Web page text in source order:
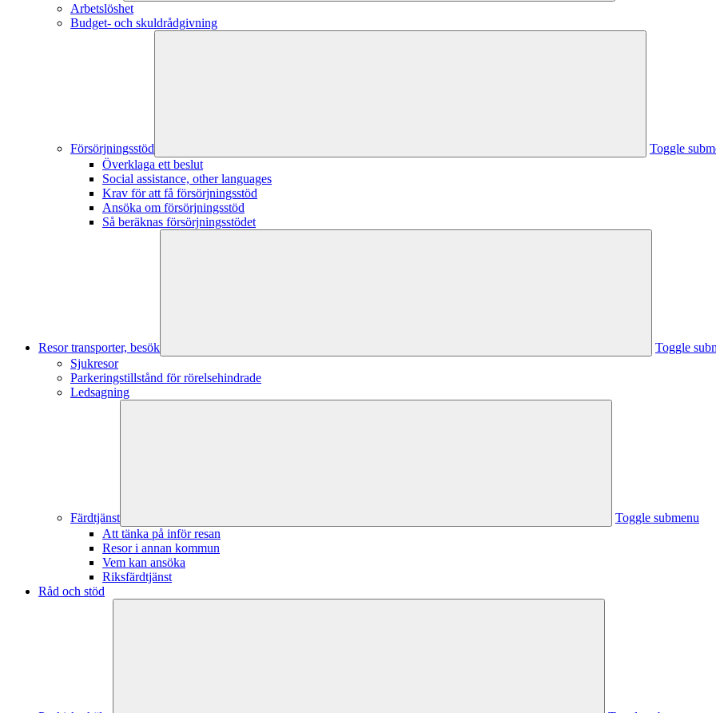
Arbetslöshet
Budget- och skuldrådgivning
Försörjningsstöd
Toggle
Överklaga ett beslut
Social assistance, other languages
Krav för att få försörjningsstöd
Ansöka om försörjningsstöd
Så beräknas försörjningsstödet
Resor transporter, besök
Toggle
Sjukresor
Parkeringstillstånd för rörelsehindrade
Ledsagning
Färdtjänst
Toggle submenu
Att tänka på inför resan
Resor i annan kommun
Vem kan ansöka
Riksfärdtjänst
Råd och stöd